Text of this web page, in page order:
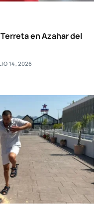
en Azahar del
14, 2026